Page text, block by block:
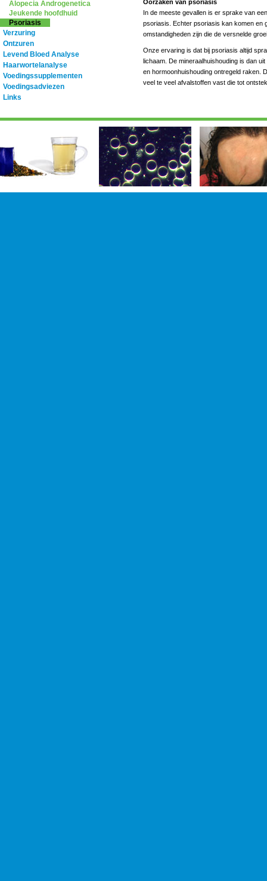
Oorzaken van psoriasis
In de meeste gevallen is er sprake van
psoriasis. Echter psoriasis kan komen en
omstandigheden zijn die de versnelde
Onze ervaring is dat bij psoriasis altijd
lichaam. De mineraalhuishouding is dan
en hormoonhuishouding ontregeld raken.
veel te veel afvalstoffen vast die tot
Alopecia Androgenetica
Jeukende hoofdhuid
Psoriasis
Verzuring
Ontzuren
Levend Bloed Analyse
Haarwortelanalyse
Voedingssupplementen
Voedingsadviezen
Links